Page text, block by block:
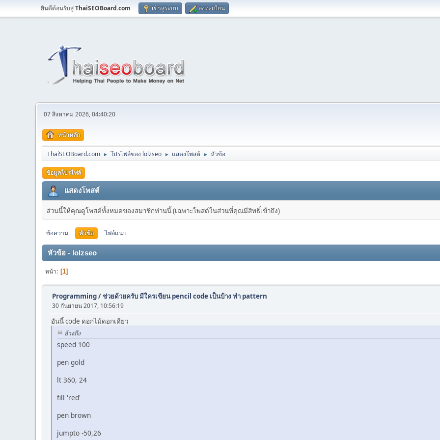
ยินดีต้อนรับสู่ThaiSEOBoard.com เข้าสู่ระบบ ลงทะเบียน
07 สิงหาคม 2026, 04:40:20
หน้าหลัก
ThaiSEOBoard.com ► โปรไฟล์ของ lolzseo ► แสดงโพสต์ ► หัวข้อ
ข้อมูลโปรไฟล์
แสดงโพสต์
ส่วนนี้ให้คุณดูโพสต์ทั้งหมดของสมาชิกท่านนี้ (เฉพาะโพสต์ในส่วนที่คุณมีสิทธิ์เข้าถึง)
ข้อความ หัวข้อ ไฟล์แนบ
หัวข้อ - lolzseo
หน้า 1
Programming/ ช่วยด้วยครับ มีใครเขียน pencil code เป็นบ้าง ทำ pattern
30 กันยายน 2017, 10:56:19
อันนี้ code ดอกไม้ดอกเดียว
อ้างถึง
speed 100
pen gold
lt 360, 24
fill 'red'
pen brown
jumpto -50,26